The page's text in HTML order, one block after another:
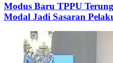
Modus Baru TPPU
Modal Jadi Sasaran